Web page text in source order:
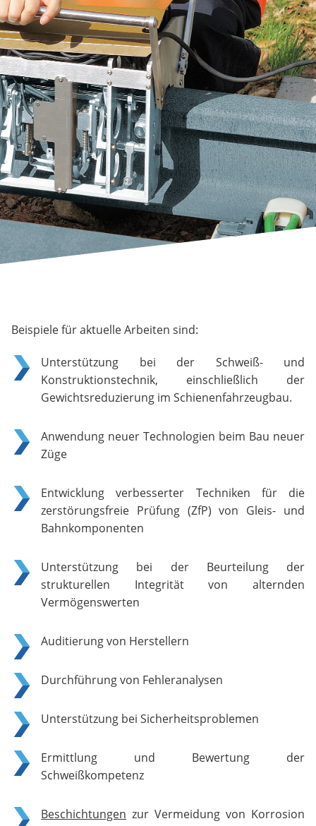
Beispiele für aktuelle Arbeiten sind:
Unterstützung bei der Schweiß- und
Konstruktionstechnik, einschließlich der
Gewichtsreduzierung im Schienenfahrzeugbau.
Anwendung neuer Technologien beim Bau neuer
Züge
Entwicklung verbesserter Techniken für die
zerstörungsfreie Prüfung (ZfP) von Gleis- und
Bahnkomponenten
Unterstützung bei der Beurteilung der
strukturellen Integrität von alternden
Vermögenswerten
Auditierung von Herstellern
Durchführung von Fehleranalysen
Unterstützung bei Sicherheitsproblemen
Ermittlung und Bewertung der
Schweißkompetenz
Beschichtungen zur Vermeidung von Korrosion